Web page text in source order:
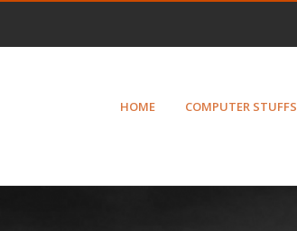
HOME COMPUTER STUFFS